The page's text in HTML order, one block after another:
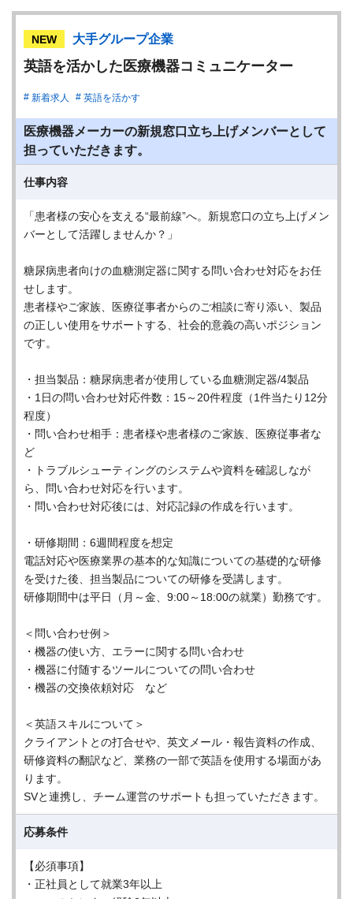
NEW 大手グループ企業
英語を活かした医療機器コミュニケーター
新着求人 英語を活かす
医療機器メーカーの新規窓口立ち上げメンバーとして
担っていただきます。
仕事内容
「患者様の安心を支える“最前線”へ。新規窓口の立ち上げメン
バーとして活躍しませんか？」
糖尿病患者向けの血糖測定器に関する問い合わせ対応をお任
せします。
患者様やご家族、医療従事者からのご相談に寄り添い、製品
の正しい使用をサポートする、社会的意義の高いポジション
です。
・担当製品：糖尿病患者が使用している血糖測定器/4製品
・1日の問い合わせ対応件数：15～20件程度（1件当たり12分
程度）
・問い合わせ相手：患者様や患者様のご家族、医療従事者な
ど
・トラブルシューティングのシステムや資料を確認しなが
ら、問い合わせ対応を行います。
・問い合わせ対応後には、対応記録の作成を行います。
・研修期間：6週間程度を想定
電話対応や医療業界の基本的な知識についての基礎的な研修
を受けた後、担当製品についての研修を受講します。
研修期間中は平日（月～金、9:00～18:00の就業）勤務です。
＜問い合わせ例＞
・機器の使い方、エラーに関する問い合わせ
・機器に付随するツールについての問い合わせ
・機器の交換依頼対応 など
＜英語スキルについて＞
クライアントとの打合せや、英文メール・報告資料の作成、
研修資料の翻訳など、業務の一部で英語を使用する場面があ
ります。
SVと連携し、チーム運営のサポートも担っていただきます。
応募条件
【必須事項】
・正社員として就業3年以上